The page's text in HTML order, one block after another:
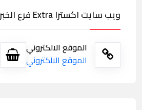
ويب سايت اكسترا Extra فرع الخبر- العزيزية
الموقع الالكتروني
الموقع الالكتروني